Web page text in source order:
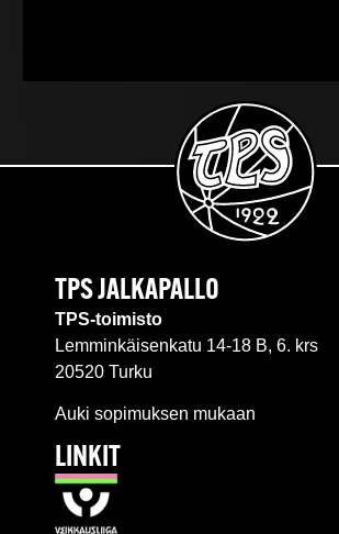
TPS JALKAPALLO
TPS-toimisto
Lemminkäisenkatu 14-18 B, 6. krs
20520 Turku
Auki sopimuksen mukaan
LINKIT